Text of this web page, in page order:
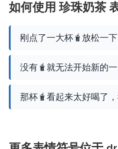
如何使用 珍珠奶茶
刚点了一大杯🧋放松一下
没有🧋就无法开始新的一
那杯🧋看起来太好喝了